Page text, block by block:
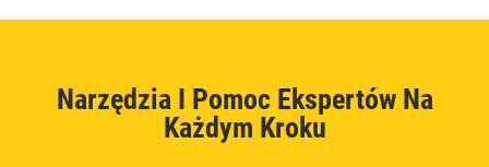
Narzędzia I Pomoc Ekspertów Na
Każdym Kroku